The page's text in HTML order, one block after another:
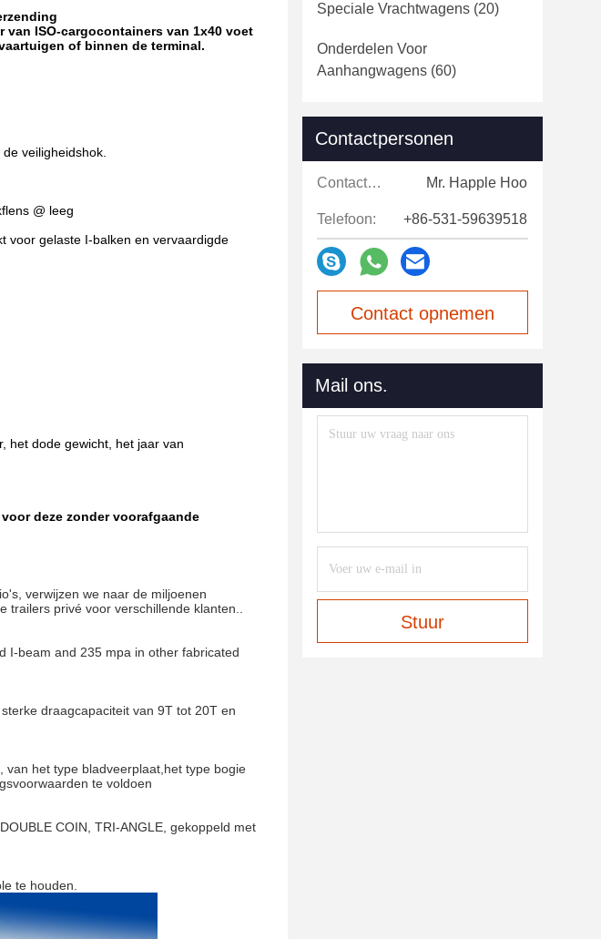
ISO-cargocontainers van 1x40 voet
of binnen de terminal.
veiligheidshok.
@ leeg
voor gelaste I-balken en vervaardigde
het dode gewicht, het jaar van
deze zonder voorafgaande
verwijzen we naar de miljoenen
privé voor verschillende klanten..
I-beam and 235 mpa in other fabricated
draagcapaciteit van 9T tot 20T en
van het type bladveerplaat,het type bogie
te voldoen
COIN, TRI-ANGLE, gekoppeld met
te houden.
Speciale Vrachtwagens (20)
Onderdelen Voor
Aanhangwagens (60)
Contactpersonen
Contactpersonen: Mr. Happle Hoo
Telefoon: +86-531-59639518
Contact opnemen
Mail ons.
Stuur